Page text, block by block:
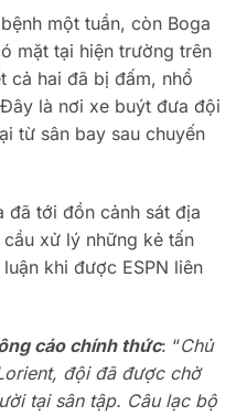
một tuần, còn Boga
mặt tại hiện trường trên
cả hai đã bị đấm, nhổ
là nơi xe buýt đưa đội
từ sân bay sau chuyến
đã tới đồn cảnh sát địa
xử lý những kẻ tấn
khi được ESPN liên
cáo chính thức: “Chủ
đội đã được chờ
tại sân tập. Câu lạc bộ